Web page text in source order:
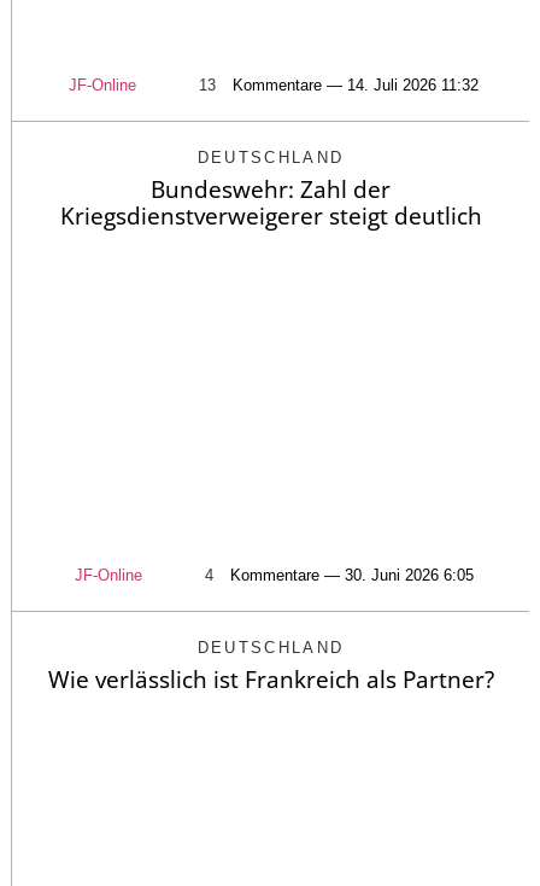
JF-Online 13 Kommentare — 14. Juli 2026 11:32
DEUTSCHLAND
Bundeswehr: Zahl der
Kriegsdienstverweigerer steigt deutlich
JF-Online 4 Kommentare — 30. Juni 2026 6:05
DEUTSCHLAND
Wie verlässlich ist Frankreich als Partner?